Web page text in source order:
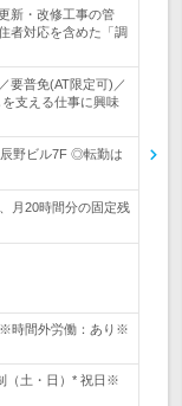
新・改修工事の管
者対応を含めた「調
要普免(AT限定可)／
支える仕事に興味
野ビル7F ◎転勤は
月20時間分の固定残
※時間外労働：あり※
（土・日）* 祝日※